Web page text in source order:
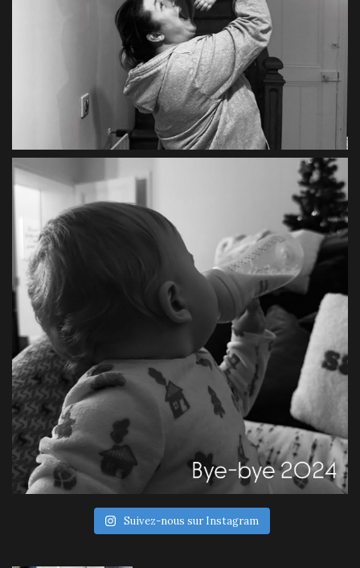
Suivez-nous sur Instagram